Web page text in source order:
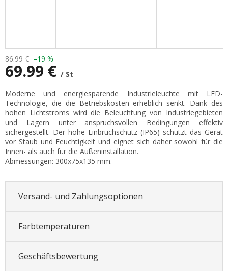
86.99 € –19 %
69.99 € / St
Moderne und energiesparende Industrieleuchte mit LED-
Technologie, die die Betriebskosten erheblich senkt. Dank des
hohen Lichtstroms wird die Beleuchtung von Industriegebieten
und Lagern unter anspruchsvollen Bedingungen effektiv
sichergestellt. Der hohe Einbruchschutz (IP65) schützt das Gerät
vor Staub und Feuchtigkeit und eignet sich daher sowohl für die
Innen- als auch für die Außeninstallation.
Abmessungen: 300x75x135 mm.
Versand- und Zahlungsoptionen
Farbtemperaturen
Geschäftsbewertung